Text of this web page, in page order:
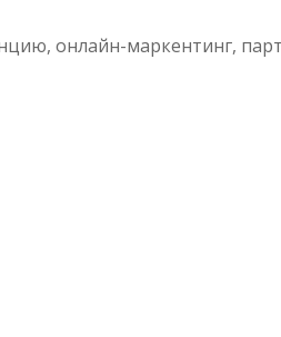
онлайн-маркентинг,